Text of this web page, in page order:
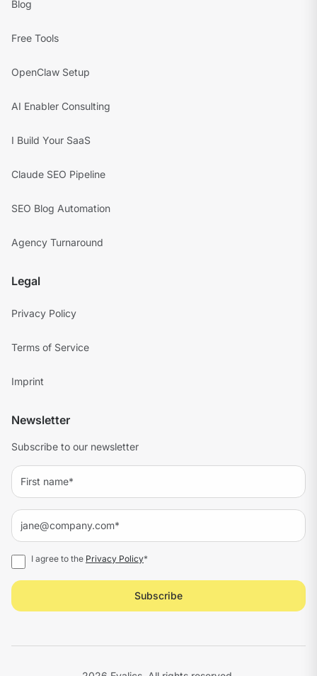
Blog
Free Tools
OpenClaw Setup
AI Enabler Consulting
I Build Your SaaS
Claude SEO Pipeline
SEO Blog Automation
Agency Turnaround
Legal
Privacy Policy
Terms of Service
Imprint
Newsletter
Subscribe to our newsletter
I agree to the Privacy Policy*
Subscribe